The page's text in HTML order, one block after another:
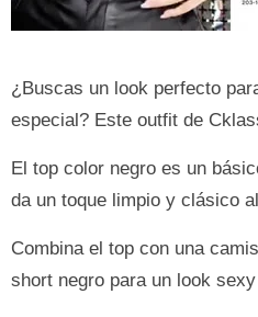
¿Buscas un look perfecto
especial? Este outfit de
El top color negro es un
da un toque limpio y clásico
Combina el top con una
short negro para un look